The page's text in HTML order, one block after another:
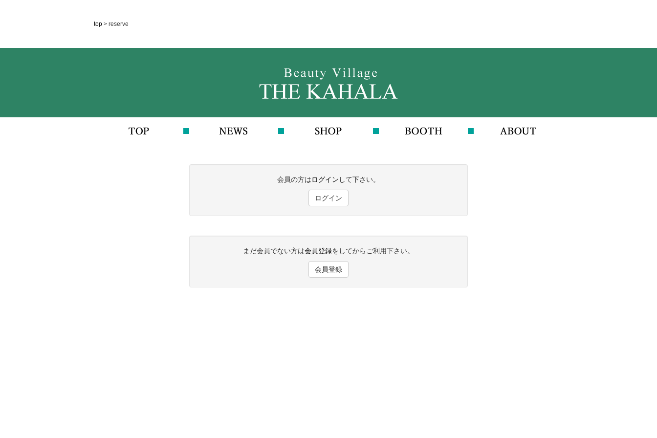
top > reserve
会員の方はログイン して下さい。
ログイン
まだ会員でない方は会員登録をしてからご利用下さい。
会員登録